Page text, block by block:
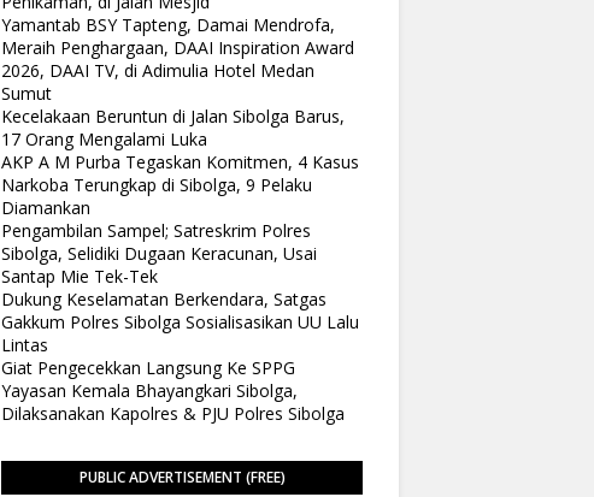
Yamantab BSY Tapteng, Damai Mendrofa,
Meraih Penghargaan, DAAI Inspiration Award
2026, DAAI TV, di Adimulia Hotel Medan
Sumut
Kecelakaan Beruntun di Jalan Sibolga Barus,
17 Orang Mengalami Luka
AKP A M Purba Tegaskan Komitmen, 4 Kasus
Narkoba Terungkap di Sibolga, 9 Pelaku
Diamankan
Pengambilan Sampel; Satreskrim Polres
Sibolga, Selidiki Dugaan Keracunan, Usai
Santap Mie Tek-Tek
Dukung Keselamatan Berkendara, Satgas
Gakkum Polres Sibolga Sosialisasikan UU Lalu
Lintas
Giat Pengecekkan Langsung Ke SPPG
Yayasan Kemala Bhayangkari Sibolga,
Dilaksanakan Kapolres & PJU Polres Sibolga
PUBLIC ADVERTISEMENT (FREE)